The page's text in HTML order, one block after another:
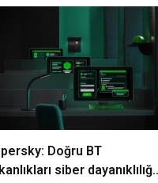
Doğru BT
siber dayanıklılığı